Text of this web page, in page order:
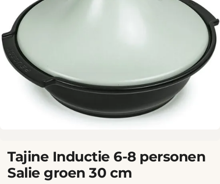
Tajine Inductie 6-8 personen
Salie groen 30 cm